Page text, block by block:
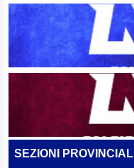
SEZIONI PROVINCIALI